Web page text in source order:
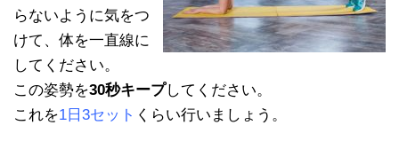
らないように気をつ
けて、体を一直線に
してください。
この姿勢を30秒キープしてください。
これを1日3セット くらい行いましょう。